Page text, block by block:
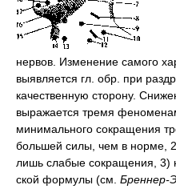
нервов. Изменение самого
выявляется гл. обр. при
качественную сторону.
выражается тремя
минимального сокращения
большей силы, чем в норме,
лишь слабые сокращения, 3)
ской формулы (см. Бреннер-